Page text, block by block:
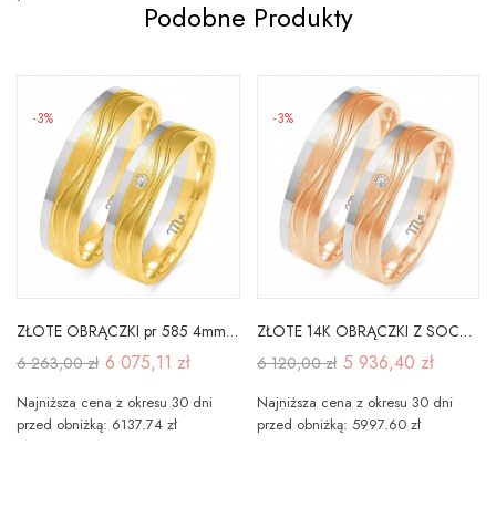
Podobne Produkty
-3%
ZŁOTE OBRĄCZKI pr 585 4mm BRYLANT GRAWER A-223
6 263,00 zł 6 075,11 zł
Najniższa cena z okresu 30 dni
przed obniżką: 6137.74 zł
-3%
ZŁOTE 14K OBRĄCZKI Z SOCZEWKĄ 4mm CYRKONIA A-223
6 120,00 zł 5 936,40 zł
Najniższa cena z okresu 30 dni
przed obniżką: 5997.60 zł